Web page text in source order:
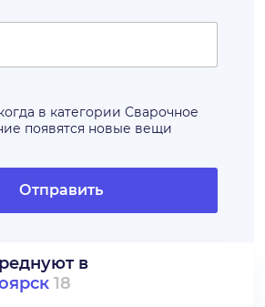
в категории Сварочное
появятся новые вещи
Отправить
в
18